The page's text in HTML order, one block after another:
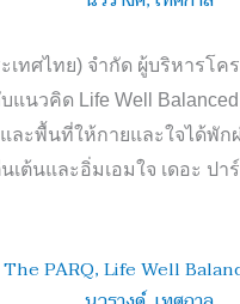
เทศไทย) จำกัด ผู้บริหารโค
แนวคิด Life Well Balanced
ละพื้นที่ให้กายและใจได้
เต้นและอิ่มเอมใจ เดอะ